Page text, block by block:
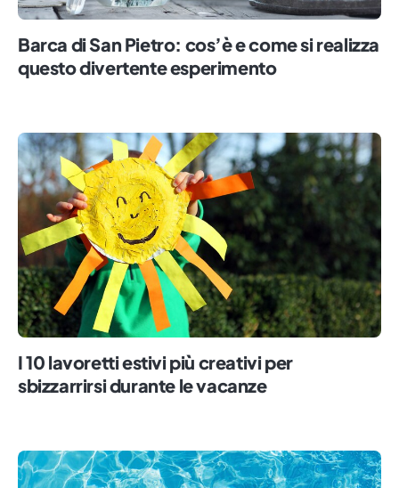
Barca di San Pietro: cos’è e come si realizza
questo divertente esperimento
I 10 lavoretti estivi più creativi per
sbizzarrirsi durante le vacanze